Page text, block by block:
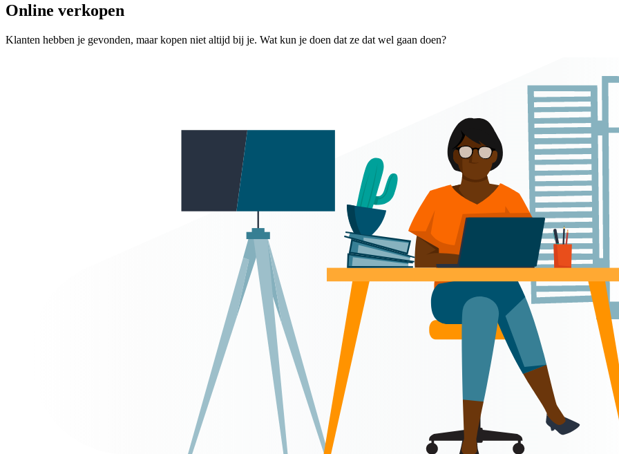
Online verkopen
Klanten hebben je gevonden, maar kopen niet altijd bij je. Wat kun je doen dat ze dat wel gaan doen?